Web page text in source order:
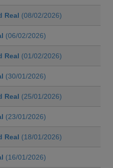
Real (08/02/2026)
(06/02/2026)
Real (01/02/2026)
(30/01/2026)
Real (25/01/2026)
(23/01/2026)
Real (18/01/2026)
(16/01/2026)